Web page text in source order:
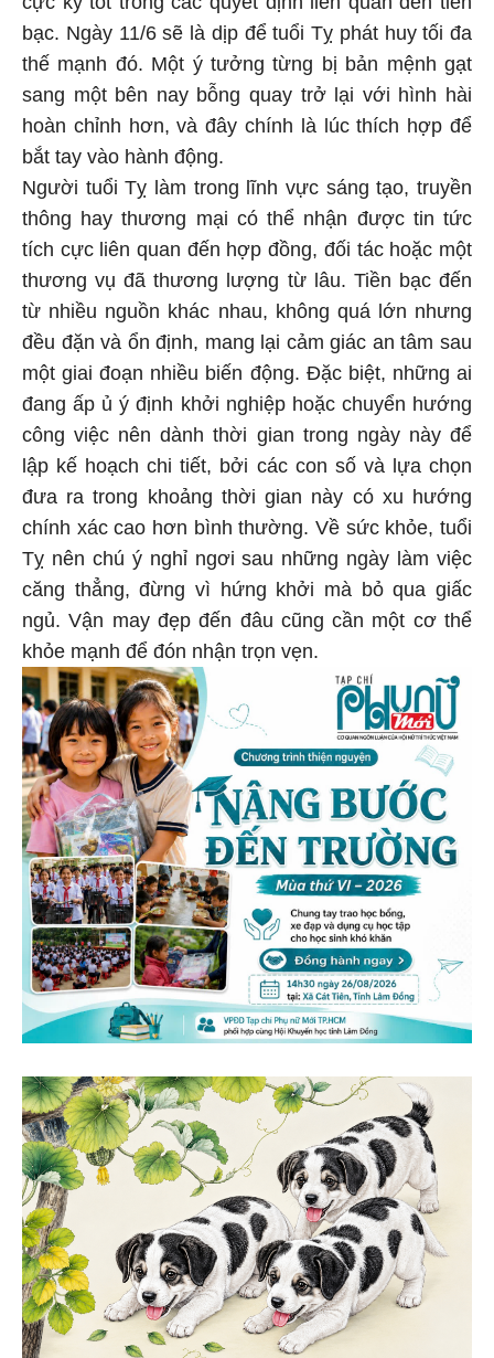
cực kỳ tốt trong các quyết định liên quan đến tiền
bạc. Ngày 11/6 sẽ là dịp để tuổi Tỵ phát huy tối đa
thế mạnh đó. Một ý tưởng từng bị bản mệnh gạt
sang một bên nay bỗng quay trở lại với hình hài
hoàn chỉnh hơn, và đây chính là lúc thích hợp để
bắt tay vào hành động.
Người tuổi Tỵ làm trong lĩnh vực sáng tạo, truyền
thông hay thương mại có thể nhận được tin tức
tích cực liên quan đến hợp đồng, đối tác hoặc một
thương vụ đã thương lượng từ lâu. Tiền bạc đến
từ nhiều nguồn khác nhau, không quá lớn nhưng
đều đặn và ổn định, mang lại cảm giác an tâm sau
một giai đoạn nhiều biến động. Đặc biệt, những ai
đang ấp ủ ý định khởi nghiệp hoặc chuyển hướng
công việc nên dành thời gian trong ngày này để
lập kế hoạch chi tiết, bởi các con số và lựa chọn
đưa ra trong khoảng thời gian này có xu hướng
chính xác cao hơn bình thường. Về sức khỏe, tuổi
Tỵ nên chú ý nghỉ ngơi sau những ngày làm việc
căng thẳng, đừng vì hứng khởi mà bỏ qua giấc
ngủ. Vận may đẹp đến đâu cũng cần một cơ thể
khỏe mạnh để đón nhận trọn vẹn.